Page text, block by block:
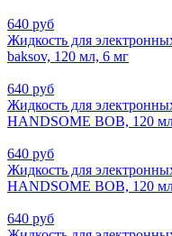
640 руб
Жидкость для
baksov, 120 мл, 6 мг
640 руб
Жидкость для
HANDSOME BOB, 120
640 руб
Жидкость для
HANDSOME BOB, 120
640 руб